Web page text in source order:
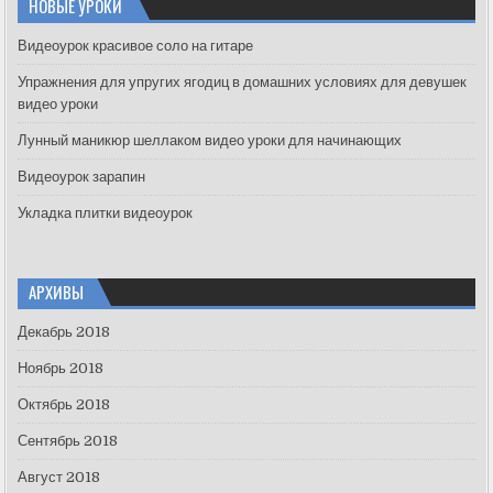
h
f
r
:
НОВЫЕ УРОКИ
Видеоурок красивое соло на гитаре
Упражнения для упругих ягодиц в домашних условиях для девушек
видео уроки
Лунный маникюр шеллаком видео уроки для начинающих
Видеоурок зарапин
Укладка плитки видеоурок
АРХИВЫ
Декабрь 2018
Ноябрь 2018
Октябрь 2018
Сентябрь 2018
Август 2018